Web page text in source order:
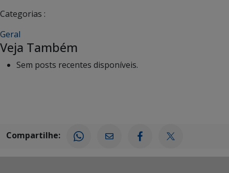
Categorias :
Geral
Veja Também
Sem posts recentes disponíveis.
Compartilhe: